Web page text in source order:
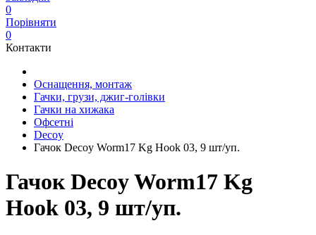
0
Порівняти
0
Контакти
Оснащення, монтаж
Гачки, грузи, джиг-голівки
Гачки на хижака
Офсетні
Decoy
Гачок Decoy Worm17 Kg Hook 03, 9 шт/уп.
Гачок Decoy Worm17 Kg
Hook 03, 9 шт/уп.